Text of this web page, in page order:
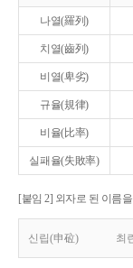
나열(羅列)
치열(齒列)
비열(卑劣)
규율(規律)
비율(比率)
실패율(失敗率)
[붙임 2] 외자로 된 이름
신립(申砬) 최